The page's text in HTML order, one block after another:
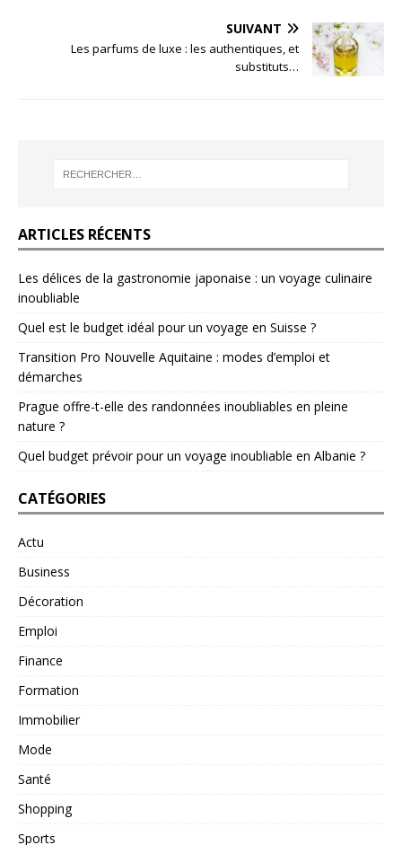
SUIVANT
Les parfums de luxe : les authentiques, et
substituts…
ARTICLES RÉCENTS
Les délices de la gastronomie japonaise : un voyage culinaire
inoubliable
Quel est le budget idéal pour un voyage en Suisse ?
Transition Pro Nouvelle Aquitaine : modes d’emploi et
démarches
Prague offre-t-elle des randonnées inoubliables en pleine
nature ?
Quel budget prévoir pour un voyage inoubliable en Albanie ?
CATÉGORIES
Actu
Business
Décoration
Emploi
Finance
Formation
Immobilier
Mode
Santé
Shopping
Sports